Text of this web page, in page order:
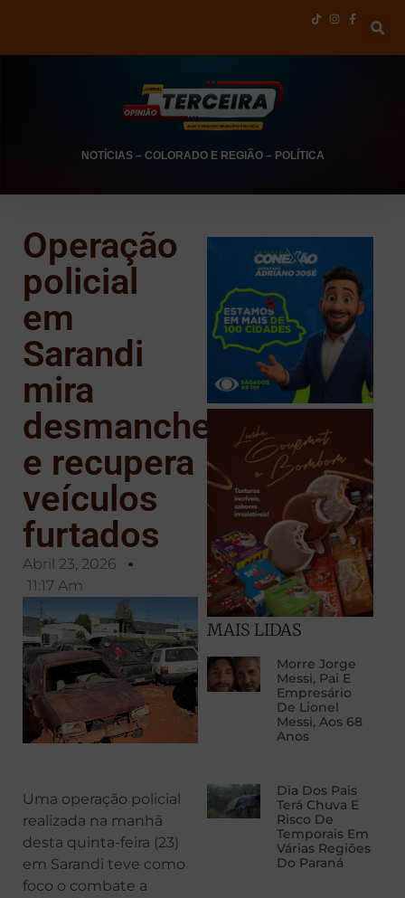
NOTÍCIAS– COLORADO E REGIÃO– POLÍTICA
Operação
policial
em
Sarandi
mira
desmanche
e recupera
veículos
furtados
Abril 23, 2026
11:17 Am
Uma operação policial
realizada na manhã
desta quinta-feira (23)
em Sarandi teve como
foco o combate a
MAIS LIDAS
Morre Jorge
Messi, Pai E
Empresário
De Lionel
Messi, Aos 68
Anos
Dia Dos Pais
Terá Chuva E
Risco De
Temporais Em
Várias Regiões
Do Paraná